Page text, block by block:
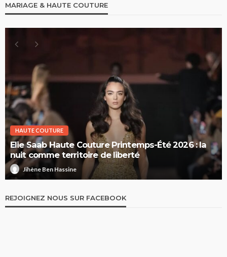
MARIAGE & HAUTE COUTURE
HAUTE COUTURE
Elie Saab Haute Couture Printemps-Été 2026 : la
nuit comme territoire de liberté
Jihène Ben Hassine
REJOIGNEZ NOUS SUR FACEBOOK